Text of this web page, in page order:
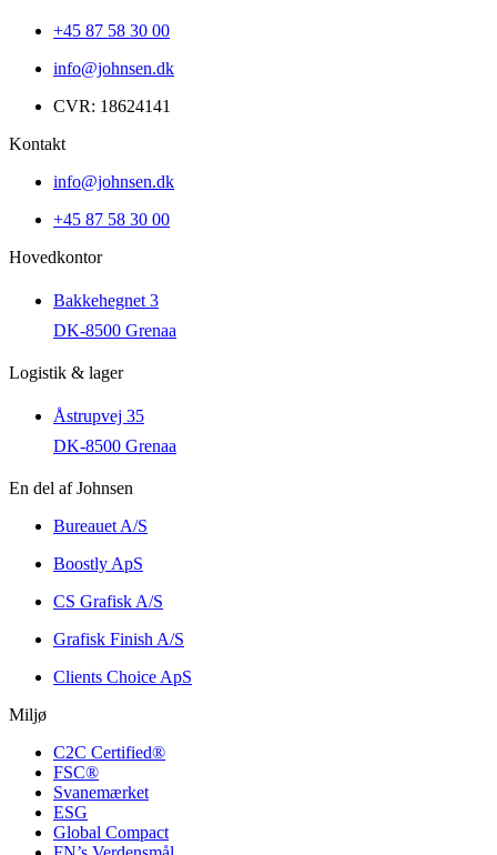
+45 87 58 30 00
info@johnsen.dk
CVR: 18624141
Kontakt
info@johnsen.dk
+45 87 58 30 00
Hovedkontor
Bakkehegnet 3
DK-8500 Grenaa
Logistik & lager
Åstrupvej 35
DK-8500 Grenaa
En del af Johnsen
Bureauet A/S
Boostly ApS
CS Grafisk A/S
Grafisk Finish A/S
Clients Choice ApS
Miljø
C2C Certified®
FSC®
Svanemærket
ESG
Global Compact